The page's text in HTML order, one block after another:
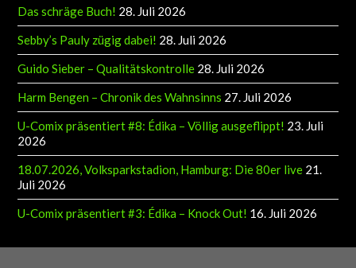
Das schräge Buch! 28. Juli 2026
Sebby’s Pauly zügig dabei! 28. Juli 2026
Guido Sieber – Qualitätskontrolle 28. Juli 2026
Harm Bengen – Chronik des Wahnsinns 27. Juli 2026
U-Comix präsentiert #8: Édika – Völlig ausgeflippt! 23. Juli
2026
18.07.2026, Volksparkstadion, Hamburg: Die 80er live 21.
Juli 2026
U-Comix präsentiert #3: Édika – Knock Out! 16. Juli 2026